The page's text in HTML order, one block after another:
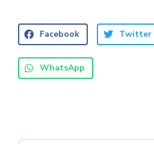
Facebook Twitter
WhatsApp